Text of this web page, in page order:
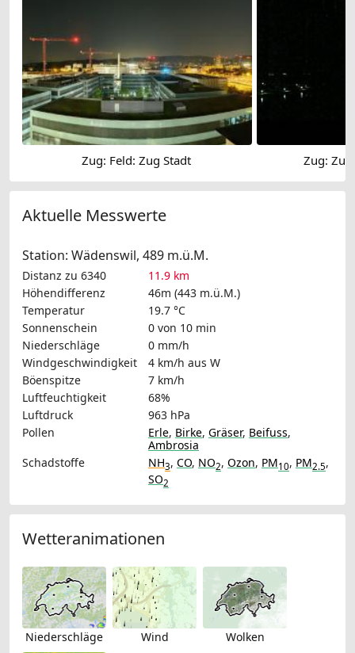
Zug: Feld: Zug Stadt Zug:
Aktuelle Messwerte
Station: Wädenswil, 489 m.ü.M.
Distanz zu 6340
11.9 km
Höhendifferenz
46m (443 m.ü.M.)
Temperatur
19.7 °C
Sonnenschein
0 von 10 min
Niederschläge
0 mm/h
Windgeschwindigkeit
4 km/h aus W
Böenspitze
7 km/h
Luftfeuchtigkeit
68%
Luftdruck
963 hPa
Pollen
Erle, Birke, Gräser, Beifuss,
Ambrosia
Schadstoffe
NH3, CO, NO2, Ozon, PM10, PM2.5,
SO2
Wetteranimationen
Niederschläge Wind Wolken